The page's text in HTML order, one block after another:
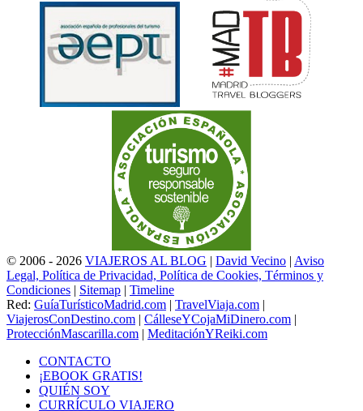
© 2006 - 2026 VIAJEROS AL BLOG | David Vecino | Aviso
Legal, Política de Privacidad, Política de Cookies, Términos y
Condiciones | Sitemap | Timeline
Red: GuíaTurísticoMadrid.com | TravelViaja.com |
ViajerosConDestino.com | CálleseYCojaMiDinero.com |
ProtecciónMascarilla.com | MeditaciónYReiki.com
CONTACTO
¡EBOOK GRATIS!
QUIÉN SOY
CURRÍCULO VIAJERO